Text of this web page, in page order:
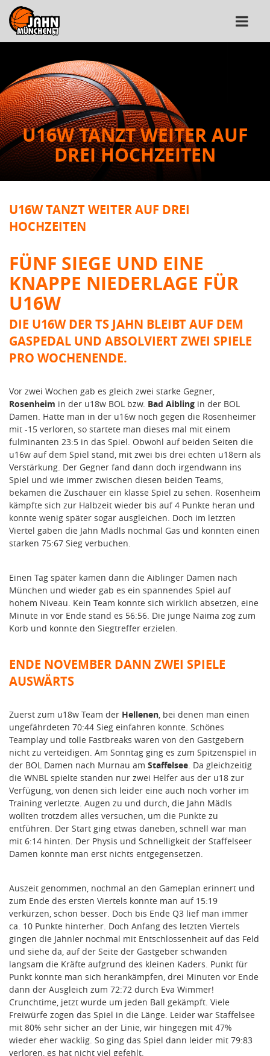
U16W TANZT WEITER AUF
DREI HOCHZEITEN
U16W TANZT WEITER AUF DREI
HOCHZEITEN
FÜNF SIEGE UND EINE
KNAPPE NIEDERLAGE FÜR
U16W
DIE U16W DER TS JAHN BLEIBT AUF DEM
GASPEDAL UND ABSOLVIERT ZWEI SPIELE
PRO WOCHENENDE.
Vor zwei Wochen gab es gleich zwei starke Gegner,
Rosenheim in der u18w BOL bzw. Bad Aibling in der BOL
Damen. Hatte man in der u16w noch gegen die Rosenheimer
mit -15 verloren, so startete man dieses mal mit einem
fulminanten 23:5 in das Spiel. Obwohl auf beiden Seiten die
u16w auf dem Spiel stand, mit zwei bis drei echten u18ern als
Verstärkung. Der Gegner fand dann doch irgendwann ins
Spiel und wie immer zwischen diesen beiden Teams,
bekamen die Zuschauer ein klasse Spiel zu sehen. Rosenheim
kämpfte sich zur Halbzeit wieder bis auf 4 Punkte heran und
konnte wenig später sogar ausgleichen. Doch im letzten
Viertel gaben die Jahn Mädls nochmal Gas und konnten einen
starken 75:67 Sieg verbuchen.
Einen Tag später kamen dann die Aiblinger Damen nach
München und wieder gab es ein spannendes Spiel auf
hohem Niveau. Kein Team konnte sich wirklich absetzen, eine
Minute in vor Ende stand es 56:56. Die junge Naima zog zum
Korb und konnte den Siegtreffer erzielen.
ENDE NOVEMBER DANN ZWEI SPIELE
AUSWÄRTS
Zuerst zum u18w Team der Hellenen , bei denen man einen
ungefährdeten 70:44 Sieg einfahren konnte. Schönes
Teamplay und tolle Fastbreaks waren von den Gastgebern
nicht zu verteidigen. Am Sonntag ging es zum Spitzenspiel in
der BOL Damen nach Murnau am Staffelsee . Da gleichzeitig
die WNBL spielte standen nur zwei Helfer aus der u18 zur
Verfügung, von denen sich leider eine auch noch vorher im
Training verletzte. Augen zu und durch, die Jahn Mädls
wollten trotzdem alles versuchen, um die Punkte zu
entführen. Der Start ging etwas daneben, schnell war man
mit 6:14 hinten. Der Physis und Schnelligkeit der Staffelseer
Damen konnte man erst nichts entgegensetzen.
Auszeit genommen, nochmal an den Gameplan erinnert und
zum Ende des ersten Viertels konnte man auf 15:19
verkürzen, schon besser. Doch bis Ende Q3 lief man immer
ca. 10 Punkte hinterher. Doch Anfang des letzten Viertels
gingen die Jahnler nochmal mit Entschlossenheit auf das Feld
und siehe da, auf der Seite der Gastgeber schwanden
langsam die Kräfte aufgrund des kleinen Kaders. Punkt für
Punkt konnte man sich herankämpfen, drei Minuten vor Ende
dann der Ausgleich zum 72:72 durch Eva Wimmer!
Crunchtime, jetzt wurde um jeden Ball gekämpft. Viele
Freiwürfe zogen das Spiel in die Länge. Leider war Staffelsee
mit 80% sehr sicher an der Linie, wir hingegen mit 47%
wieder eher wacklig. So ging das Spiel dann leider mit 79:83
verloren, es hat nicht viel gefehlt.